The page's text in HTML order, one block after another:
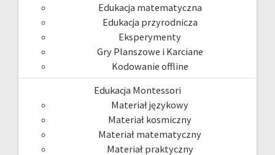
Edukacja matematyczna
Edukacja przyrodnicza
Eksperymenty
Gry Planszowe i Karciane
Kodowanie offline
Edukacja Montessori
Materiał językowy
Materiał kosmiczny
Materiał matematyczny
Materiał praktyczny